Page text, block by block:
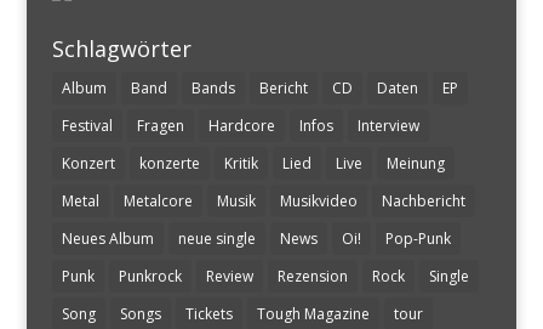
Schlagwörter
Album Band Bands Bericht CD Daten
EP
Festival
Fragen Hardcore Infos
Interview
Konzert
konzerte Kritik Lied Live
Meinung
Metal
Metalcore Musik Musikvideo
Nachbericht
Neues Album
neue single News Oi!
Pop-Punk
Punk
Punkrock Review Rezension Rock
Single
Song
Songs Tickets Tough Magazine tour